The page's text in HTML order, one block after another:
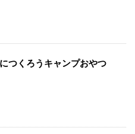
つくろうキャンプおやつ